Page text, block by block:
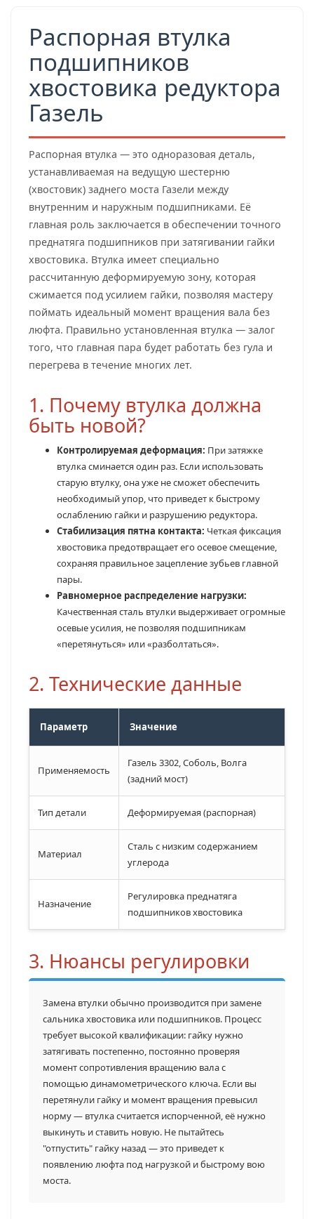
Распорная втулка
подшипников
хвостовика редуктора
Газель
Распорная втулка — это одноразовая деталь,
устанавливаемая на ведущую шестерню
(хвостовик) заднего моста Газели между
внутренним и наружным подшипниками. Её
главная роль заключается в обеспечении точного
преднатяга подшипников при затягивании гайки
хвостовика. Втулка имеет специально
рассчитанную деформируемую зону, которая
сжимается под усилием гайки, позволяя мастеру
поймать идеальный момент вращения вала без
люфта. Правильно установленная втулка — залог
того, что главная пара будет работать без гула и
перегрева в течение многих лет.
1. Почему втулка должна
быть новой?
Контролируемая деформация: При затяжке
втулка сминается один раз. Если использовать
старую втулку, она уже не сможет обеспечить
необходимый упор, что приведет к быстрому
ослаблению гайки и разрушению редуктора.
Стабилизация пятна контакта: Четкая фиксация
хвостовика предотвращает его осевое смещение,
сохраняя правильное зацепление зубьев главной
пары.
Равномерное распределение нагрузки:
Качественная сталь втулки выдерживает огромные
осевые усилия, не позволяя подшипникам
«перетянуться» или «разболтаться».
2. Технические данные
Параметр Значение
Применяемость
Газель 3302, Соболь, Волга
(задний мост)
Тип детали Деформируемая (распорная)
Материал
Сталь с низким содержанием
углерода
Назначение
Регулировка преднатяга
подшипников хвостовика
3. Нюансы регулировки
Замена втулки обычно производится при замене
сальника хвостовика или подшипников. Процесс
требует высокой квалификации: гайку нужно
затягивать постепенно, постоянно проверяя
момент сопротивления вращению вала с
помощью динамометрического ключа. Если вы
перетянули гайку и момент вращения превысил
норму — втулка считается испорченной, её нужно
выкинуть и ставить новую. Не пытайтесь
"отпустить" гайку назад — это приведет к
появлению люфта под нагрузкой и быстрому вою
моста.